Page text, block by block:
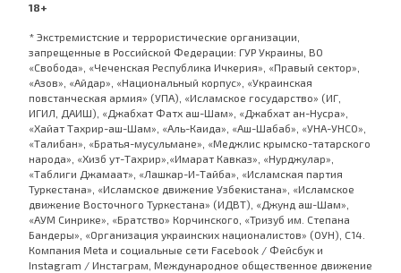
18+
* Экстремистские и террористические организации,
запрещенные в Российской Федерации: ГУР Украины, ВО
«Свобода», «Чеченская Республика Ичкерия», «Правый сектор»,
«Азов», «Айдар», «Национальный корпус», «Украинская
повстанческая армия» (УПА), «Исламское государство» (ИГ,
ИГИЛ, ДАИШ), «Джабхат Фатх аш-Шам», «Джабхат ан-Нусра»,
«Хайат Тахрир-аш-Шам», «Аль-Каида», «Аш-Шабаб», «УНА-УНСО»,
«Талибан», «Братья-мусульмане», «Меджлис крымско-татарского
народа», «Хизб ут-Тахрир»,«Имарат Кавказ», «Нурджулар»,
«Таблиги Джамаат», «Лашкар-И-Тайба», «Исламская партия
Туркестана», «Исламское движение Узбекистана», «Исламское
движение Восточного Туркестана» (ИДВТ), «Джунд аш-Шам»,
«АУМ Синрике», «Братство» Корчинского, «Тризуб им. Степана
Бандеры», «Организация украинских националистов» (ОУН), С14.
Компания Meta и социальные сети Facebook / Фейсбук и
Instagram / Инстаграм, Международное общественное движение